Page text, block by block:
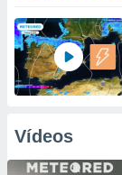
Vídeos